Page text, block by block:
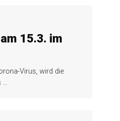
15.3. im
Virus, wird die
…